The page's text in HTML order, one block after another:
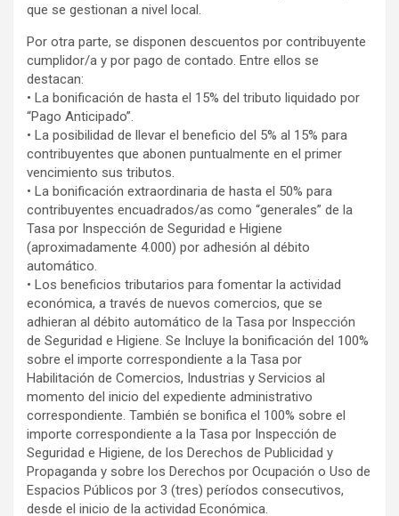
que se gestionan a nivel local.
Por otra parte, se disponen descuentos por contribuyente
cumplidor/a y por pago de contado. Entre ellos se
destacan:
• La bonificación de hasta el 15% del tributo liquidado por
“Pago Anticipado”.
• La posibilidad de llevar el beneficio del 5% al 15% para
contribuyentes que abonen puntualmente en el primer
vencimiento sus tributos.
• La bonificación extraordinaria de hasta el 50% para
contribuyentes encuadrados/as como “generales” de la
Tasa por Inspección de Seguridad e Higiene
(aproximadamente 4.000) por adhesión al débito
automático.
• Los beneficios tributarios para fomentar la actividad
económica, a través de nuevos comercios, que se
adhieran al débito automático de la Tasa por Inspección
de Seguridad e Higiene. Se Incluye la bonificación del 100%
sobre el importe correspondiente a la Tasa por
Habilitación de Comercios, Industrias y Servicios al
momento del inicio del expediente administrativo
correspondiente. También se bonifica el 100% sobre el
importe correspondiente a la Tasa por Inspección de
Seguridad e Higiene, de los Derechos de Publicidad y
Propaganda y sobre los Derechos por Ocupación o Uso de
Espacios Públicos por 3 (tres) períodos consecutivos,
desde el inicio de la actividad Económica.